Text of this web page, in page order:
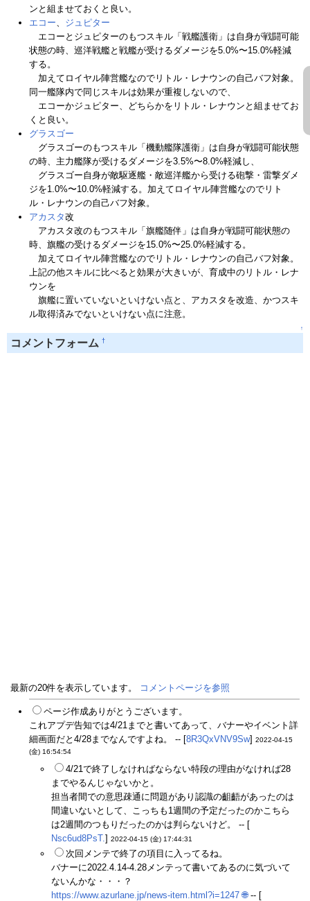
ンと組ませておくと良い。
エコー
ジュピター
エコーとジュピターのもつスキル「戦艦護衛」は自身が戦闘可能
状態の時、巡洋戦艦と戦艦が受けるダメージを5.0%〜15.0%軽減
する。
加えてロイヤル陣営艦なのでリトル・レナウンの自己バフ対象。
同一艦隊内で同じスキルは効果が重複しないので、
エコーかジュピター、どちらかをリトル・レナウンと組ませてお
くと良い。
グラスゴー
グラスゴーのもつスキル「機動艦隊護衛」は自身が戦闘可能状態
の時、主力艦隊が受けるダメージを3.5%〜8.0%軽減し、
グラスゴー自身が敵駆逐艦・敵巡洋艦から受ける砲撃・雷撃ダメ
ジを1.0%〜10.0%軽減する。加えてロイヤル陣営艦なのでリト
ル・レナウンの自己バフ対象。
アカスタ改
アカスタ改のもつスキル「旗艦随伴」は自身が戦闘可能状態の
時、旗艦の受けるダメージを15.0%〜25.0%軽減する。
加えてロイヤル陣営艦なのでリトル・レナウンの自己バフ対象。
上記の他スキルに比べると効果が大きいが、育成中のリトル・レナ
ウンを
旗艦に置いていないといけない点と、アカスタを改造、かつスキ
ル取得済みでないといけない点に注意。
↑
コメントフォーム †
最新の20件を表示しています。 コメントページを参照
ページ作成ありがとうございます。
これアプデ告知では4/21までと書いてあって、バナーやイベント詳
細画面だと4/28までなんですよね。 -- [8R3QxVNV9Sw] 2022-04-15
(金) 16:54:54
4/21で終了しなければならない特段の理由がなければ28
までやるんじゃないかと。
担当者間での意思疎通に問題があり認識の齟齬があったのは
間違いないとして、こっちも1週間の予定だったのかこちら
は2週間のつもりだったのかは判らないけど。 -- [
Nsc6ud8PsT. ] 2022-04-15 (金) 17:44:31
次回メンテで終了の項目に入ってるね。
バナーに2022.4.14-4.28メンテって書いてあるのに気づいて
ないんかな・・・？
https://www.azurlane.jp/news-item.html?i=1247 🌐-- [